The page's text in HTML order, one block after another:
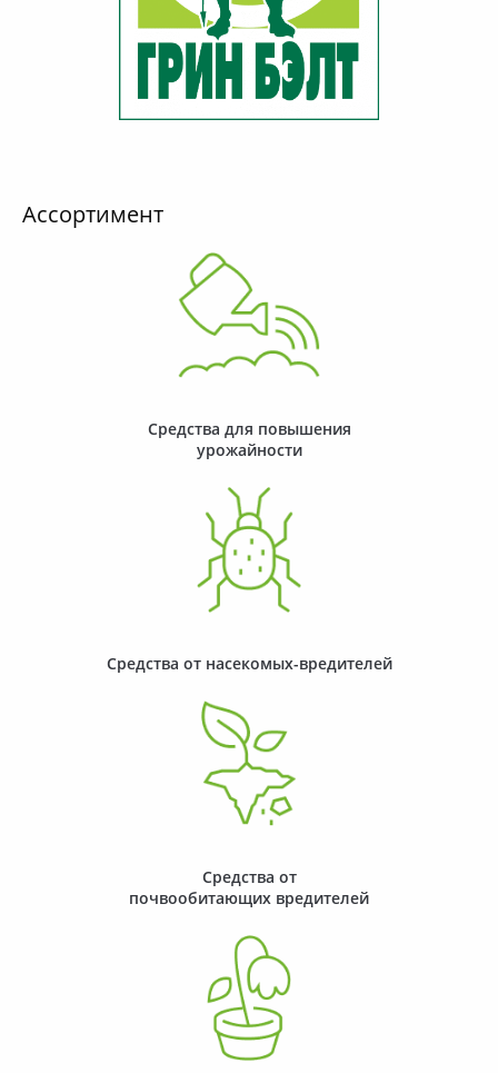
Ассортимент
Средства для повышения
урожайности
Средства от насекомых-вредителей
Средства от
почвообитающих вредителей